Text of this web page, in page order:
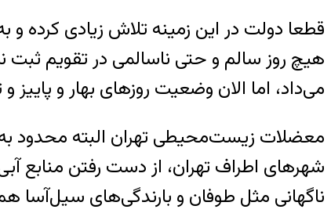
می‌داد، اما الان وضعیت روزهای بهار و
معضلات زیست‌محیطی تهران البته محدود
شهرهای اطراف تهران، از دست رفتن
ناگهانی مثل طوفان و بارندگی‌های سیل‌آسا